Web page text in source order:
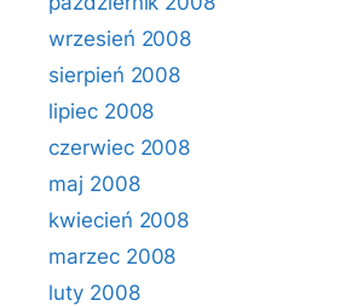
wrzesień 2008
sierpień 2008
lipiec 2008
czerwiec 2008
maj 2008
kwiecień 2008
marzec 2008
luty 2008